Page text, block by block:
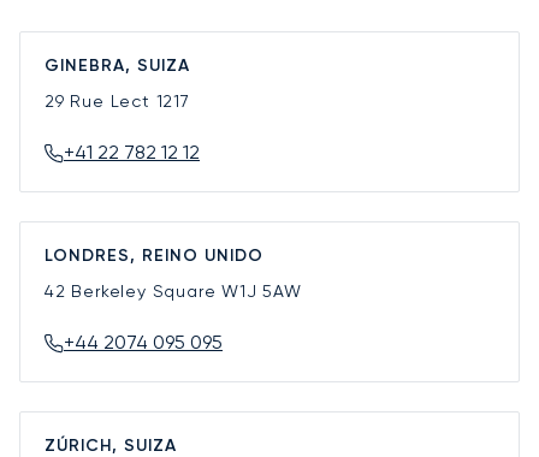
GINEBRA, SUIZA
29 Rue Lect 1217
+41 22 782 12 12
LONDRES, REINO UNIDO
42 Berkeley SquareW1J 5AW
+44 2074 095 095
ZÚRICH, SUIZA